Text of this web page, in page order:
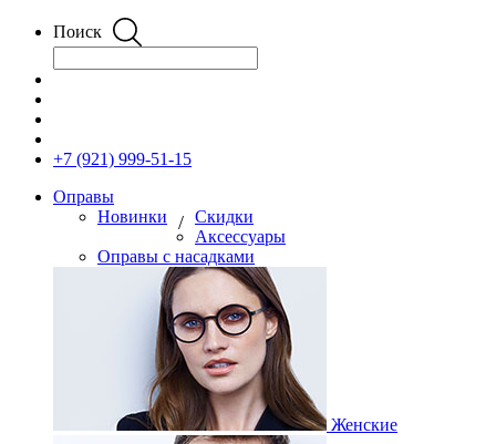
Поиск
+7 (921) 999-51-15
Оправы
Новинки
/ Скидки
Аксессуары
Оправы с насадками
Женские